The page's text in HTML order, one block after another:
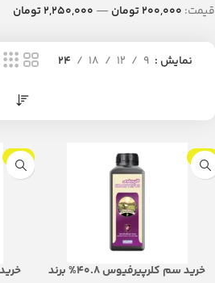
قیمت: 200,000 تومان — 2,250,000 تومان
نمایش 9
12
18
24
-2%
خرید سم کلرپیرفیوس 40.8% برند
-9%